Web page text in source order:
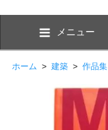
メニュー
ホーム > 建築 > 作品集